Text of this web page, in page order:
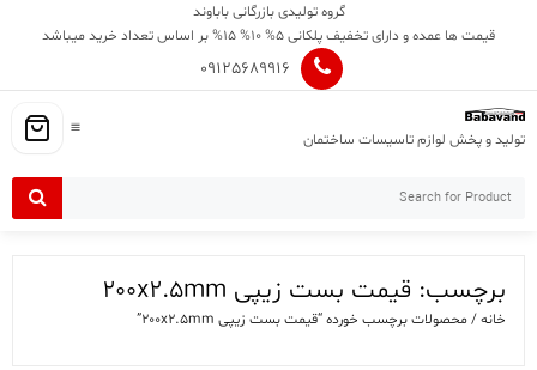
گروه تولیدی بازرگانی باباوند
قیمت ها عمده و دارای تخفیف پلکانی 5% 10% 15% بر اساس تعداد خرید میباشد
09125689916
تولید و پخش لوازم تاسیسات ساختمان
برچسب: قیمت بست زیپی 200x2.5mm
خانه/ محصولات برچسب خورده “قیمت بست زیپی 200x2.5mm”